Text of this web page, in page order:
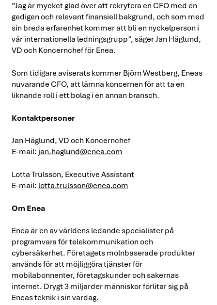
”Jag är mycket glad över att rekrytera en CFO med en
gedigen och relevant finansiell bakgrund, och som med
sin breda erfarenhet kommer att bli en nyckelperson i
vår internationella ledningsgrupp”, säger Jan Häglund,
VD och Koncernchef för Enea.
Som tidigare aviserats kommer Björn Westberg, Eneas
nuvarande CFO, att lämna koncernen för att ta en
liknande roll i ett bolag i en annan bransch.
Kontaktpersoner
Jan Häglund, VD och Koncernchef
E-mail: jan.haglund@enea.com
Lotta Trulsson, Executive Assistant
E-mail: lotta.trulsson@enea.com
Om Enea
Enea är en av världens ledande specialister på
programvara för telekommunikation och
cybersäkerhet. Företagets molnbaserade produkter
används för att möjliggöra tjänster för
mobilabonnenter, företagskunder och sakernas
internet. Drygt 3 miljarder människor förlitar sig på
Eneas teknik i sin vardag.